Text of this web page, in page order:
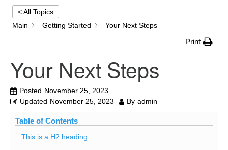
Email:
< All Topics
Main
Getting Started Your Next Steps
Print
Your Next Steps
Posted November 25, 2023
Updated November 25, 2023 By admin
Table of Contents
This is a H2 heading